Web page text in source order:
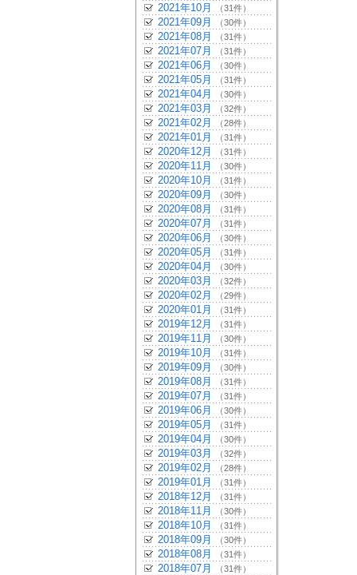
2021年10月 （31件）
2021年09月 （30件）
2021年08月 （31件）
2021年07月 （31件）
2021年06月 （30件）
2021年05月 （31件）
2021年04月 （30件）
2021年03月 （32件）
2021年02月 （28件）
2021年01月 （31件）
2020年12月 （31件）
2020年11月 （30件）
2020年10月 （31件）
2020年09月 （30件）
2020年08月 （31件）
2020年07月 （31件）
2020年06月 （30件）
2020年05月 （31件）
2020年04月 （30件）
2020年03月 （32件）
2020年02月 （29件）
2020年01月 （31件）
2019年12月 （31件）
2019年11月 （30件）
2019年10月 （31件）
2019年09月 （30件）
2019年08月 （31件）
2019年07月 （31件）
2019年06月 （30件）
2019年05月 （31件）
2019年04月 （30件）
2019年03月 （32件）
2019年02月 （28件）
2019年01月 （31件）
2018年12月 （31件）
2018年11月 （30件）
2018年10月 （31件）
2018年09月 （30件）
2018年08月 （31件）
2018年07月 （31件）